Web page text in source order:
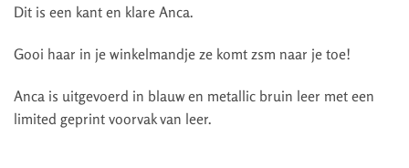
Dit is een kant en klare Anca.
Gooi haar in je winkelmandje ze komt zsm naar je toe!
Anca is uitgevoerd in blauw en metallic bruin leer met een
limited geprint voorvak van leer.